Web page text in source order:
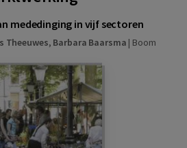
mededinging in vijf sectoren
Theeuwes, Barbara Baarsma | Boom